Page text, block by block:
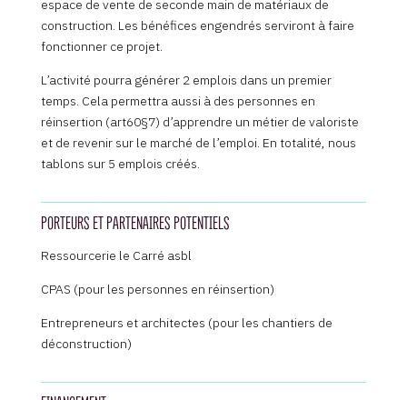
espace de vente de seconde main de matériaux de
construction. Les bénéfices engendrés serviront à faire
fonctionner ce projet.
L’activité pourra générer 2 emplois dans un premier
temps. Cela permettra aussi à des personnes en
réinsertion (art60§7) d’apprendre un métier de valoriste
et de revenir sur le marché de l’emploi. En totalité, nous
tablons sur 5 emplois créés.
PORTEURS ET PARTENAIRES POTENTIELS
Ressourcerie le Carré asbl
CPAS (pour les personnes en réinsertion)
Entrepreneurs et architectes (pour les chantiers de
déconstruction)